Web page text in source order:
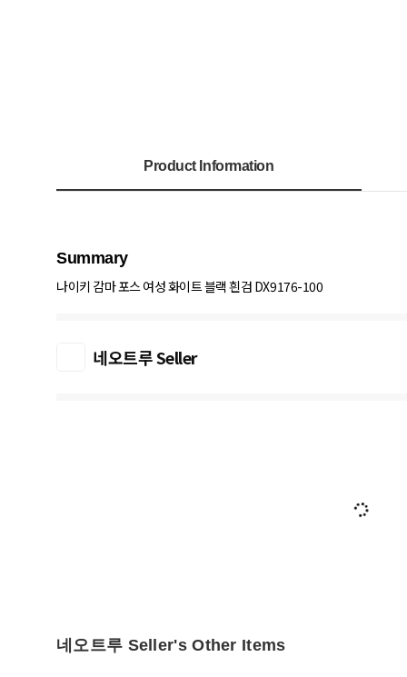
Product Information
Summary
나이키 감마 포스 여성 화이트 블랙 흰검 DX9176-100
네오트루 Seller
네오트루 Seller's Other Items